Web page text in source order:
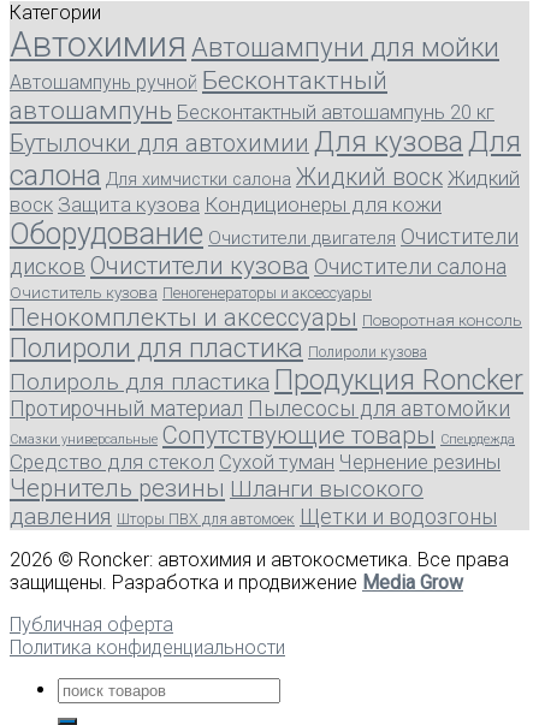
Категории
Автохимия Автошампуни для мойки
Автошампунь ручной Бесконтактный
автошампунь Бесконтактный автошампунь 20 кг
Бутылочки для автохимии Для кузоваДля
салона Для химчистки салона Жидкий воск Жидкий
воск Защита кузова Кондиционеры для кожи
Оборудование Очистители двигателя Очистители
дисков Очистители кузова Очистители салона
Очиститель кузова Пеногенераторы и аксессуары
Пенокомплекты и аксессуары Поворотная консоль
Полироли для пластика Полироли кузова
Полироль для пластика Продукция Roncker
Протирочный материал Пылесосы для автомойки
Смазки универсальные Сопутствующие товары Спецодежда
Средство для стекол Сухой туман Чернение резины
Чернитель резины Шланги высокого
давления Шторы ПВХ для автомоек Щетки и водозгоны
2026 © Roncker: автохимия и автокосметика. Все права
защищены. Разработка и продвижение Media Grow
Публичная оферта
Политика конфиденциальности